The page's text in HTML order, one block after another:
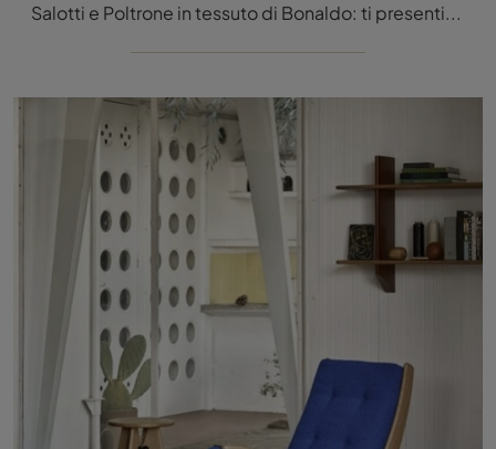
Salotti e Poltrone in tessuto di Bonaldo: ti presentiamo il modello Olos in tessuto per impreziosire i tuoi spazi.